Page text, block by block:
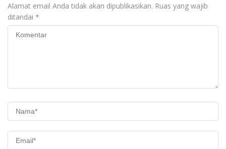
Alamat email Anda tidak akan dipublikasikan. Ruas yang wajib
ditandai *